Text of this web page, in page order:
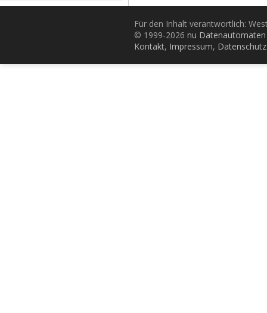
Für den Inhalt verantwortlich:
© 1999-2026 nu
Kontakt, Impressum, Datenschutz